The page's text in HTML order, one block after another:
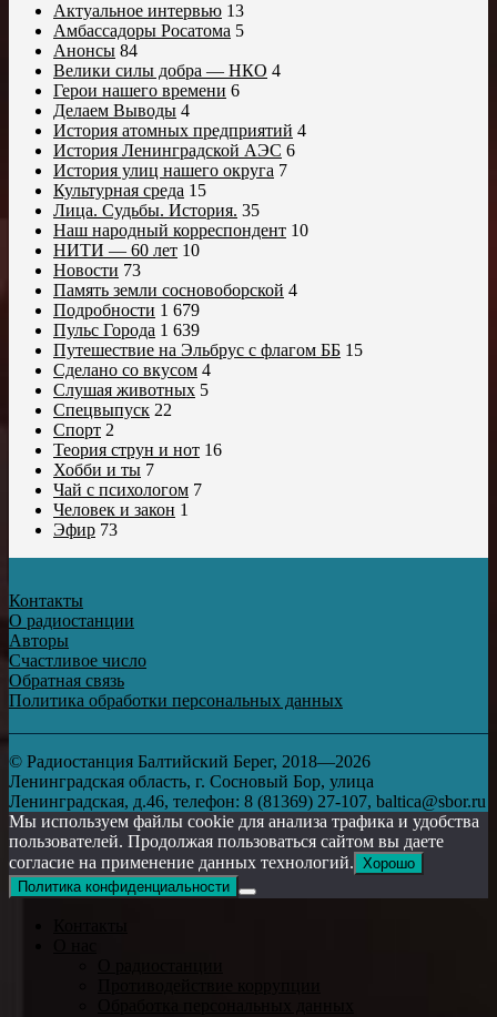
Актуальное интервью 13
Амбассадоры Росатома 5
Анонсы 84
Велики силы добра — НКО 4
Герои нашего времени 6
Делаем Выводы 4
История атомных предприятий 4
История Ленинградской АЭС 6
История улиц нашего округа 7
Культурная среда 15
Лица. Судьбы. История. 35
Наш народный корреспондент 10
НИТИ — 60 лет 10
Новости 73
Память земли сосновоборской 4
Подробности 1 679
Пульс Города 1 639
Путешествие на Эльбрус с флагом ББ 15
Сделано со вкусом 4
Слушая животных 5
Спецвыпуск 22
Спорт 2
Теория струн и нот 16
Хобби и ты 7
Чай с психологом 7
Человек и закон 1
Эфир 73
Контакты
О радиостанции
Авторы
Счастливое число
Обратная связь
Политика обработки персональных данных
© Радиостанция Балтийский Берег, 2018—2026
Ленинградская область, г. Сосновый Бор, улица
Ленинградская, д.46, телефон: 8 (81369) 27-107, baltica@sbor.ru
Мы используем файлы cookie для анализа трафика и удобства
пользователей. Продолжая пользоваться сайтом вы даете
согласие на применение данных технологий. Хорошо
Политика конфиденциальности